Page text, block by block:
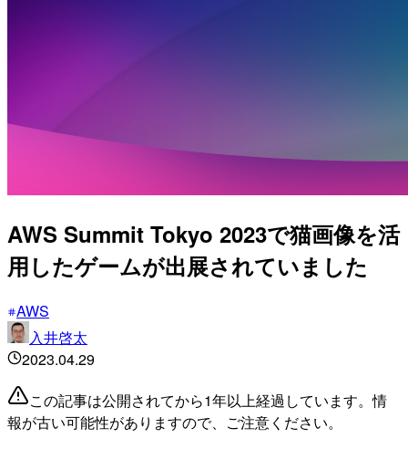
AWS Summit Tokyo 2023で猫画像を活
用したゲームが出展されていました
AWS
入井啓太
2023.04.29
この記事は公開されてから1年以上経過しています。情
報が古い可能性がありますので、ご注意ください。